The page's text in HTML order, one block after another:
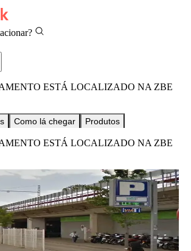
ESTÁ LOCALIZADO NA ZBE
Como lá chegar Produtos
ESTÁ LOCALIZADO NA ZBE